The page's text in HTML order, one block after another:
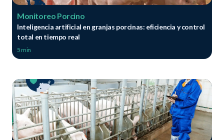
Monitoreo Porcino
Inteligencia artificial en granjas porcinas: eficiencia y control
total en tiempo real
5 min